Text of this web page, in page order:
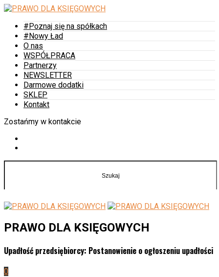
#Poznaj się na spółkach
#Nowy Ład
O nas
WSPÓŁPRACA
Partnerzy
NEWSLETTER
Darmowe dodatki
SKLEP
Kontakt
Zostańmy w kontakcie
PRAWO DLA KSIĘGOWYCH
Upadłość przedsiębiorcy: Postanowienie o ogłoszeniu upadłości
0